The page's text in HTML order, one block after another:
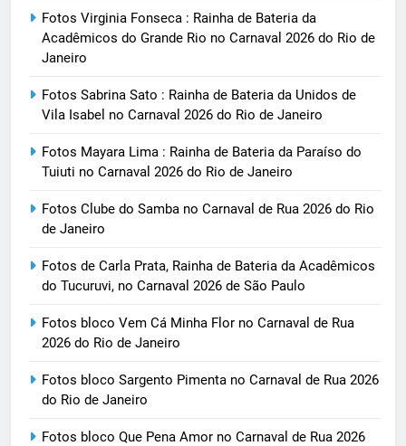
Fotos Virginia Fonseca : Rainha de Bateria da
Acadêmicos do Grande Rio no Carnaval 2026 do Rio de
Janeiro
Fotos Sabrina Sato : Rainha de Bateria da Unidos de
Vila Isabel no Carnaval 2026 do Rio de Janeiro
Fotos Mayara Lima : Rainha de Bateria da Paraíso do
Tuiuti no Carnaval 2026 do Rio de Janeiro
Fotos Clube do Samba no Carnaval de Rua 2026 do Rio
de Janeiro
Fotos de Carla Prata, Rainha de Bateria da Acadêmicos
do Tucuruvi, no Carnaval 2026 de São Paulo
Fotos bloco Vem Cá Minha Flor no Carnaval de Rua
2026 do Rio de Janeiro
Fotos bloco Sargento Pimenta no Carnaval de Rua 2026
do Rio de Janeiro
Fotos bloco Que Pena Amor no Carnaval de Rua 2026